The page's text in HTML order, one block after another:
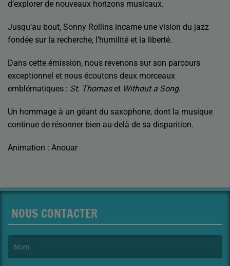
d’explorer de nouveaux horizons musicaux.
Jusqu’au bout, Sonny Rollins incarne une vision du jazz
fondée sur la recherche, l’humilité et la liberté.
Dans cette émission, nous revenons sur son parcours
exceptionnel et nous écoutons deux morceaux
emblématiques : St. Thomaset Without a Song.
Un hommage à un géant du saxophone, dont la musique
continue de résonner bien au-delà de sa disparition.
Animation : Anouar
NOUS CONTACTER